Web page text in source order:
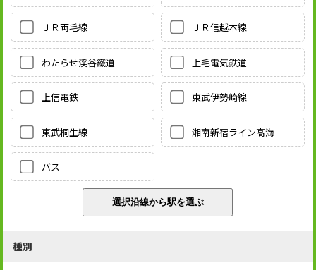
ＪＲ両毛線 ＪＲ信越本線
わたらせ渓谷鐵道 上毛電気鉄道
上信電鉄 東武伊勢崎線
東武桐生線 湘南新宿ライン高海
バス
種別